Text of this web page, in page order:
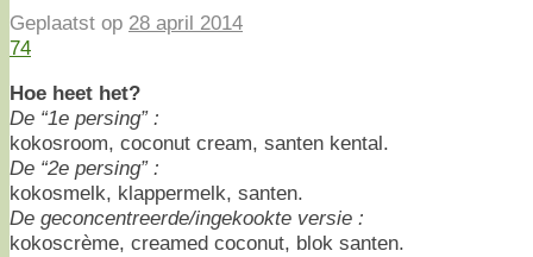
Geplaatst op 28 april 2014
74
Hoe heet het?
De “1e persing” :
kokosroom, coconut cream, santen kental.
De “2e persing” :
kokosmelk, klappermelk, santen.
De geconcentreerde/ingekookte versie :
kokoscrème, creamed coconut, blok santen.